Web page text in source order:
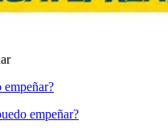
empeñar?
empeñar?